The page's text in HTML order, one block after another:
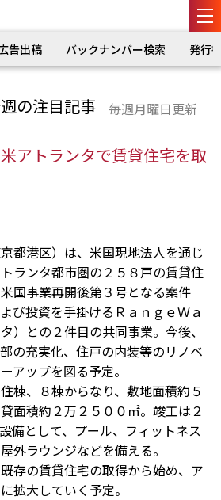
告出稿 バックナンバー検索 発行
の注目記事 毎週月曜日更新
アトランタで賃貸住宅を取
都港区）は、米国現地法人を通じ
ランタ都市圏の２５８戸の賃貸住
国事業再開後第３号となる案件
び投資を手掛けるＲａｎｇｅＷａ
）との２件目の共同事業。今後、
の充実化、住戸の内装等のリノベ
アップを図る予定。
棟、８棟からなり、敷地面積約５
面積約２万２５００㎡。竣工は２
備として、プール、フィットネス
外ラウンジなどを備える。
存の賃貸住宅の取得から始め、ア
拡大していく予定。